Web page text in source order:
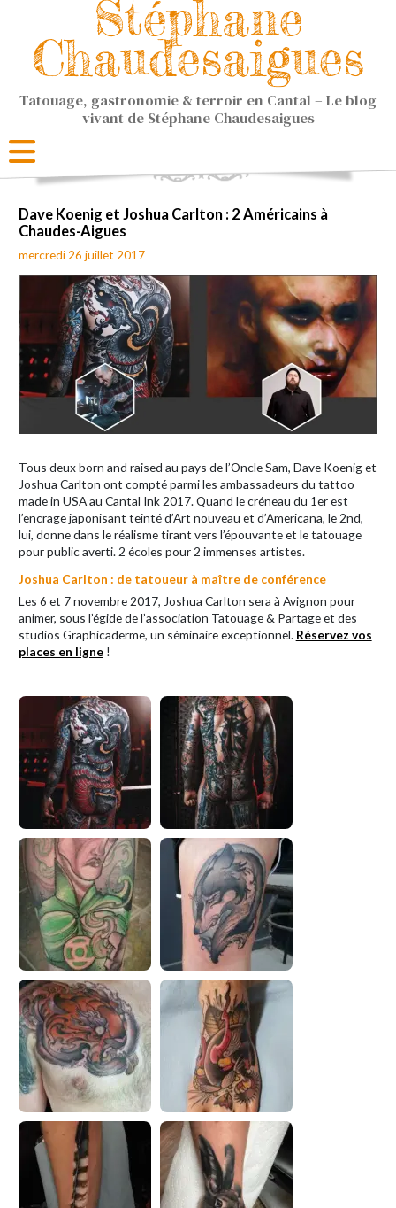
Stéphane
Chaudesaigues
Tatouage, gastronomie & terroir en Cantal – Le blog
vivant de Stéphane Chaudesaigues
Dave Koenig et Joshua Carlton : 2 Américains à
Chaudes-Aigues
mercredi 26 juillet 2017
Tous deux born and raised au pays de l’Oncle Sam, Dave Koenig et
Joshua Carlton ont compté parmi les ambassadeurs du tattoo
made in USA au Cantal Ink 2017. Quand le créneau du 1er est
l’encrage japonisant teinté d’Art nouveau et d’Americana, le 2nd,
lui, donne dans le réalisme tirant vers l’épouvante et le tatouage
pour public averti. 2 écoles pour 2 immenses artistes.
Joshua Carlton : de tatoueur à maître de conférence
Les 6 et 7 novembre 2017, Joshua Carlton sera à Avignon pour
animer, sous l’égide de l’association Tatouage & Partage et des
studios Graphicaderme, un séminaire exceptionnel. Réservez vos
places en ligne!